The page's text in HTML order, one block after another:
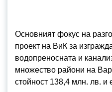
Основният фокус на
проект на ВиК за
водопреносната и
множество райони на
стойност 138,4 млн. лв. и